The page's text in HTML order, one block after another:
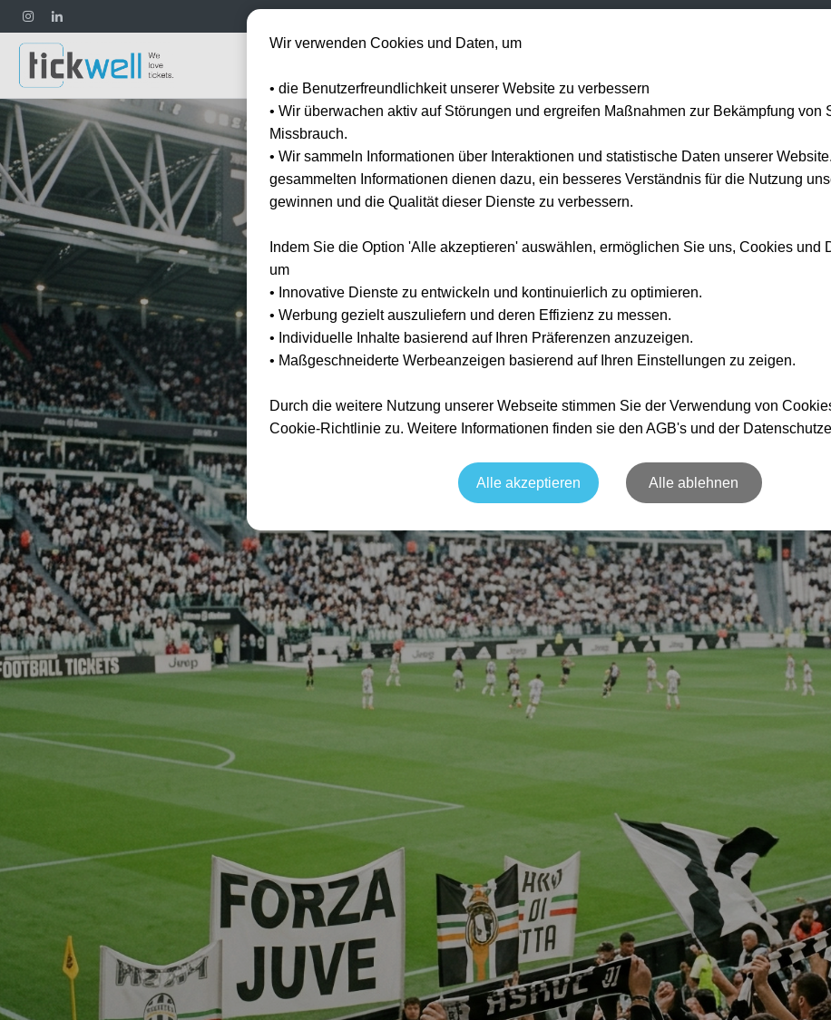
Wir verwenden Cookies und Daten, um
• die Benutzerfreundlichkeit unserer Website zu verbessern
• Wir überwachen aktiv auf Störungen und ergreifen Maßnahmen zur Bekämpfung von
Missbrauch.
• Wir sammeln Informationen über Interaktionen und statistische Daten unserer
gesammelten Informationen dienen dazu, ein besseres Verständnis für die Nutzung
gewinnen und die Qualität dieser Dienste zu verbessern.
Indem Sie die Option 'Alle akzeptieren' auswählen, ermöglichen Sie uns, Cookies und
um
• Innovative Dienste zu entwickeln und kontinuierlich zu optimieren.
• Werbung gezielt auszuliefern und deren Effizienz zu messen.
• Individuelle Inhalte basierend auf Ihren Präferenzen anzuzeigen.
• Maßgeschneiderte Werbeanzeigen basierend auf Ihren Einstellungen zu zeigen.
Durch die weitere Nutzung unserer Webseite stimmen Sie der Verwendung von
Cookie-Richtlinie zu. Weitere Informationen finden sie den AGB's und der
Alle akzeptieren Alle ablehnen